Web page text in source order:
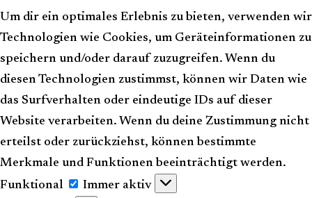
Um dir ein optimales Erlebnis zu bieten, verwenden wir
Technologien wie Cookies, um Geräteinformationen zu
speichern und/oder darauf zuzugreifen. Wenn du
diesen Technologien zustimmst, können wir Daten wie
das Surfverhalten oder eindeutige IDs auf dieser
Website verarbeiten. Wenn du deine Zustimmung nicht
erteilst oder zurückziehst, können bestimmte
Merkmale und Funktionen beeinträchtigt werden.
Funktional
Funktional
Immer aktiv